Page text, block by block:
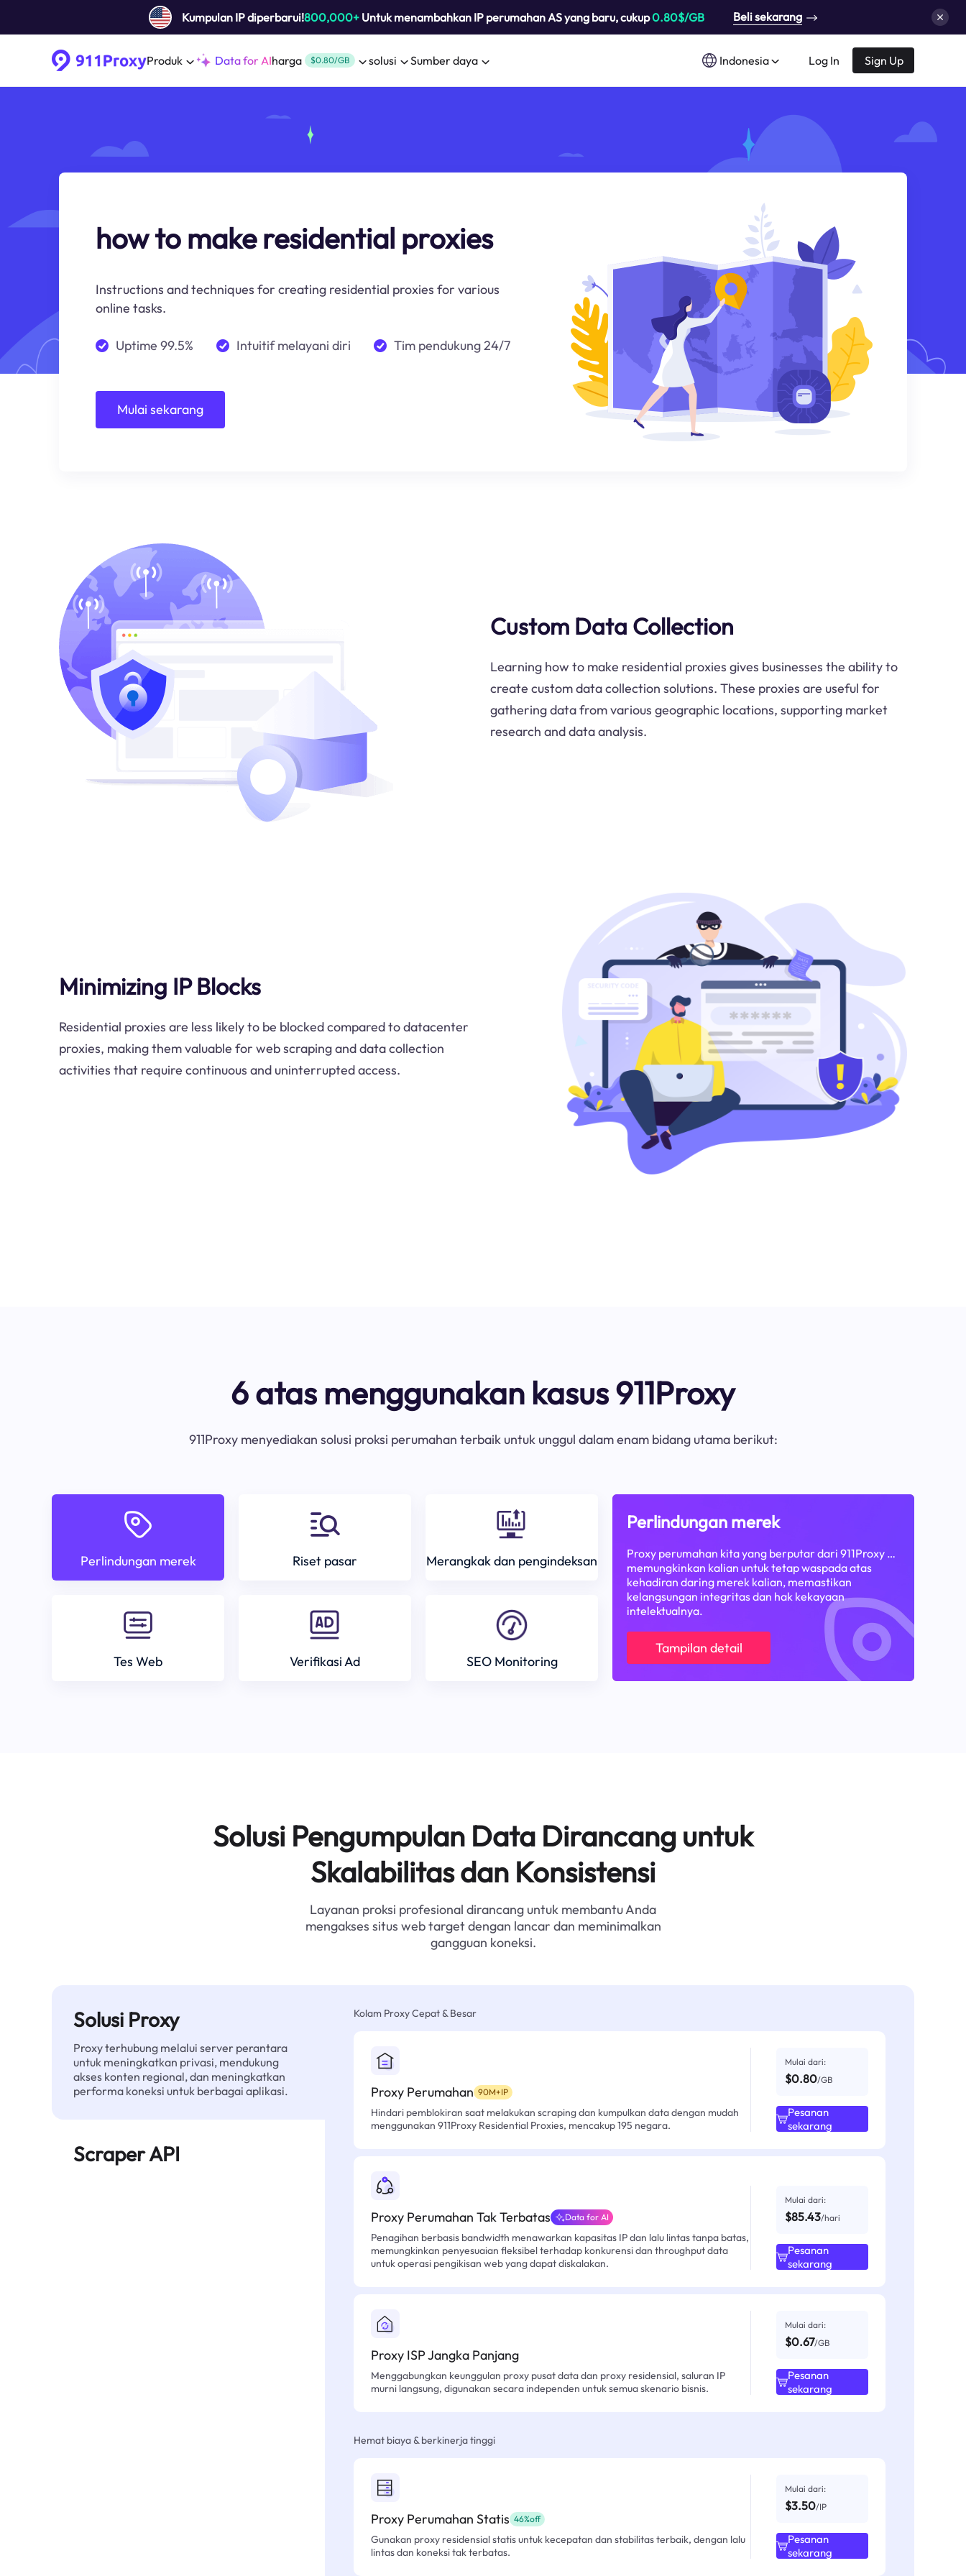
Kumpulan IP diperbarui!800,000+Untuk menambahkan IP perumahan AS yang baru, cukup0.80$/GB Beli sekarang
Produk Data for AIharga $0.80/GB solusi Sumber daya Indonesia Log In Sign Up
how to make residential proxies
Instructions and techniques for creating residential proxies for various
online tasks.
Uptime 99.5% Intuitif melayani diri Tim pendukung 24/7
Mulai sekarang
Custom Data Collection
Learning how to make residential proxies gives businesses the ability to
create custom data collection solutions. These proxies are useful for
gathering data from various geographic locations, supporting market
research and data analysis.
Minimizing IP Blocks
Residential proxies are less likely to be blocked compared to datacenter
proxies, making them valuable for web scraping and data collection
activities that require continuous and uninterrupted access.
6 atas menggunakan kasus 911Proxy
911Proxy menyediakan solusi proksi perumahan terbaik untuk unggul dalam enam bidang utama berikut:
Perlindungan merek Riset pasar Merangkak dan pengindeksan
Tes Web Verifikasi Ad SEO Monitoring
Perlindungan merek
Proxy perumahan kita yang berputar dari 911Proxy …
memungkinkan kalian untuk tetap waspada atas
kehadiran daring merek kalian, memastikan
kelangsungan integritas dan hak kekayaan
intelektualnya.
Tampilan detail
Solusi Pengumpulan Data Dirancang untuk
Skalabilitas dan Konsistensi
Layanan proksi profesional dirancang untuk membantu Anda
mengakses situs web target dengan lancar dan meminimalkan
gangguan koneksi.
Solusi Proxy
Proxy terhubung melalui server perantara
untuk meningkatkan privasi, mendukung
akses konten regional, dan meningkatkan
performa koneksi untuk berbagai aplikasi.
Scraper API
Kolam Proxy Cepat & Besar
Proxy Perumahan 90M+IP
Hindari pemblokiran saat melakukan scraping dan kumpulkan data dengan mudah
menggunakan 911Proxy Residential Proxies, mencakup 195 negara.
Mulai dari:
$0.80/GB
Pesanan
sekarang
Proxy Perumahan Tak Terbatas Data for AI
Penagihan berbasis bandwidth menawarkan kapasitas IP dan lalu lintas tanpa batas,
memungkinkan penyesuaian fleksibel terhadap konkurensi dan throughput data
untuk operasi pengikisan web yang dapat diskalakan.
Mulai dari:
$85.43/hari
Pesanan
sekarang
Proxy ISP Jangka Panjang
Menggabungkan keunggulan proxy pusat data dan proxy residensial, saluran IP
murni langsung, digunakan secara independen untuk semua skenario bisnis.
Mulai dari:
$0.67/GB
Pesanan
sekarang
Hemat biaya & berkinerja tinggi
Proxy Perumahan Statis 46%off
Gunakan proxy residensial statis untuk kecepatan dan stabilitas terbaik, dengan lalu
lintas dan koneksi tak terbatas.
Mulai dari:
$3.50/IP
Pesanan
sekarang